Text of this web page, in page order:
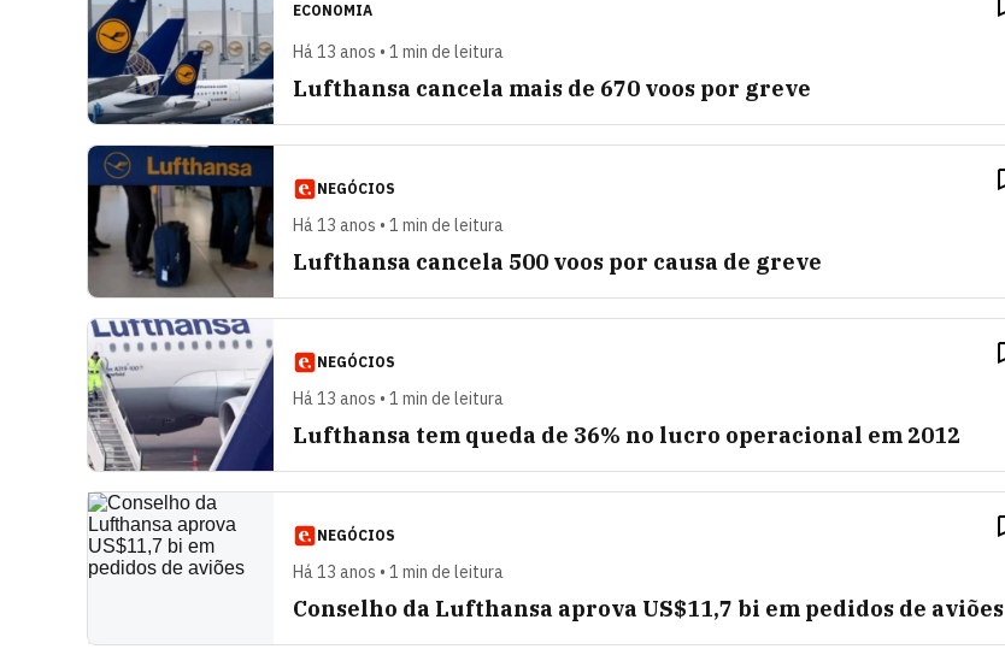
ECONOMIA
Há 13 anos • 1 min de leitura
Lufthansa cancela mais de 670 voos por greve
NEGÓCIOS
Há 13 anos • 1 min de leitura
Lufthansa cancela 500 voos por causa de greve
NEGÓCIOS
Há 13 anos • 1 min de leitura
Lufthansa tem queda de 36% no lucro operacional em 2012
NEGÓCIOS
Há 13 anos • 1 min de leitura
Conselho da Lufthansa aprova US$11,7 bi em pedidos de aviões